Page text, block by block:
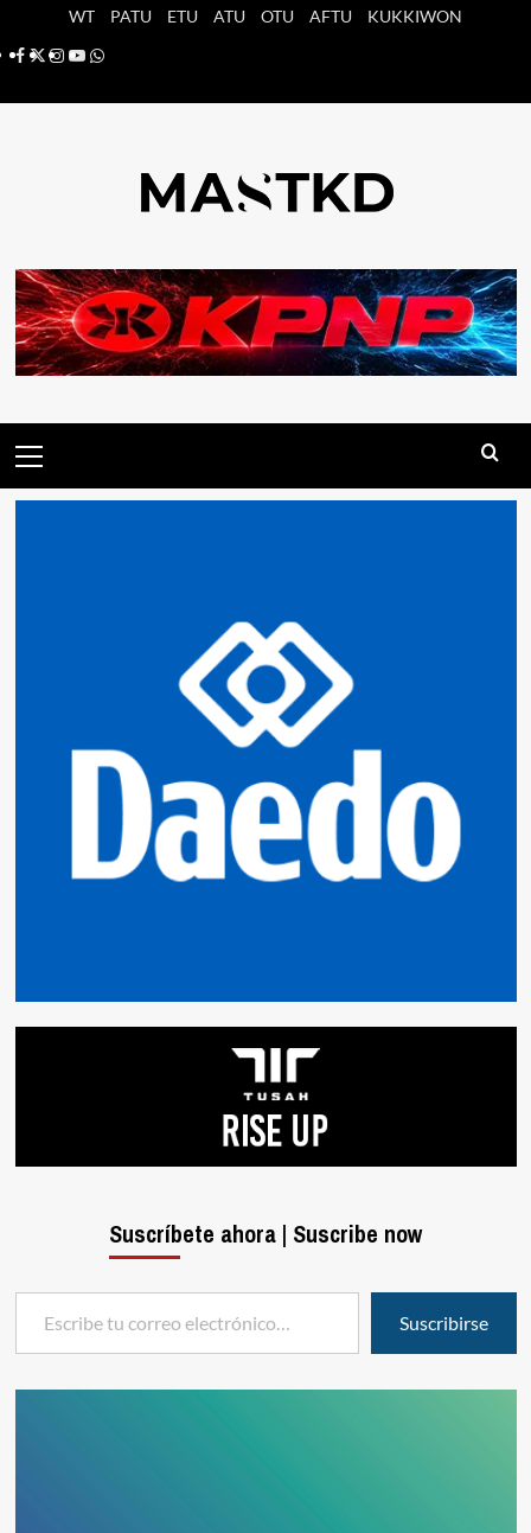
WT PATU ETU ATU OTU AFTU
KUKKIWON
Facebook
X Instagram
YouTube
Whatsapp
principal
Suscríbete ahora | Suscribe now
Escribe tu correo electrónico…
Suscribirse